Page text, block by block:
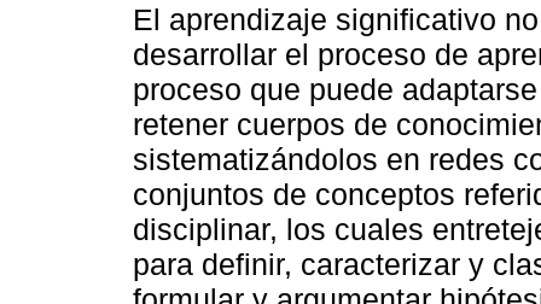
El aprendizaje significativo
desarrollar el proceso de
proceso que puede
retener cuerpos de
sistematizándolos en redes
conjuntos de conceptos
disciplinar, los cuales
para definir, caracterizar y